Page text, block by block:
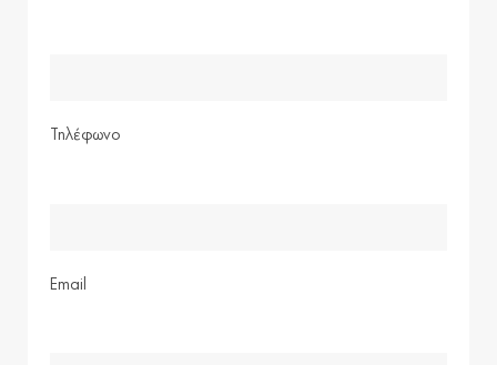
Τηλέφωνο
Email